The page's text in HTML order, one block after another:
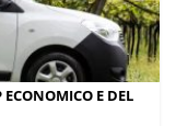
E DEL